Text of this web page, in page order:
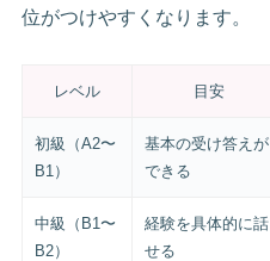
位がつけやすくなります。
レベル 目安
初級（A2〜
B1）
基本の受け答えが
できる
中級（B1〜
B2）
経験を具体的に話
せる